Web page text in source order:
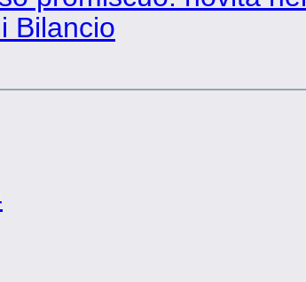
Bilancio